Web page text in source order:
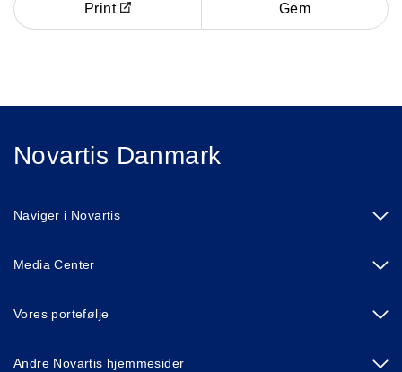
Print Gem
Novartis Danmark
Naviger i Novartis
Media Center
Vores portefølje
Andre Novartis hjemmesider